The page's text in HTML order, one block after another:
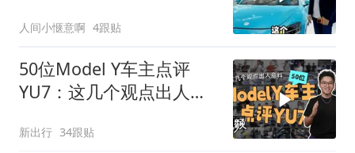
人间小惬意啊 4跟贴
50位Model Y车主点评
YU7：这几个观点出人意
新出行 34跟贴